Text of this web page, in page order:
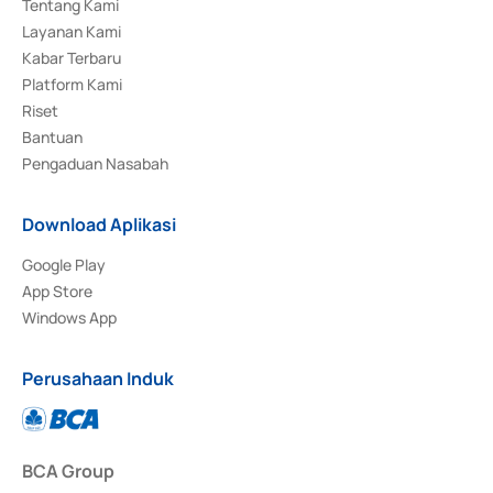
Tentang Kami
Layanan Kami
Kabar Terbaru
Platform Kami
Riset
Bantuan
Pengaduan Nasabah
Download Aplikasi
Google Play
App Store
Windows App
Perusahaan Induk
BCA Group